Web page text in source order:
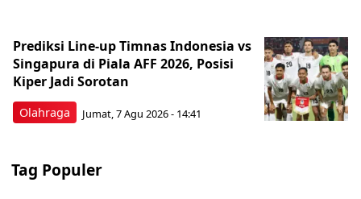
Olahraga
Prediksi Line-up Timnas Indonesia vs
Singapura di Piala AFF 2026, Posisi
Kiper Jadi Sorotan
Jumat, 7 Agu 2026 - 14:41
Tag Populer